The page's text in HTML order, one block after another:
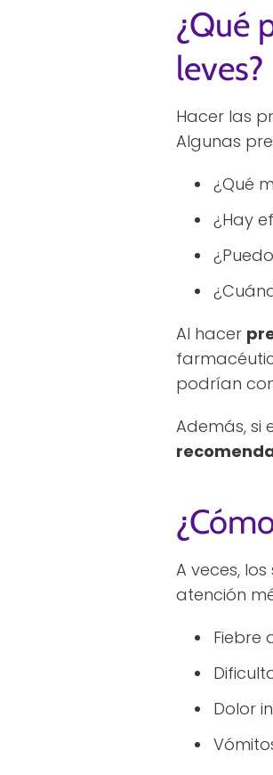
¿Qué
leves?
Hacer las
Algunas
¿Qué
¿Hay
Al hacer
podrían
Además, si
A veces,
atención
Fiebre
Dolor